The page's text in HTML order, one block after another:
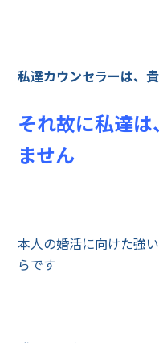
私達カウンセラーは、
それ故に私達
ません
本人の婚活に向けた強
らです